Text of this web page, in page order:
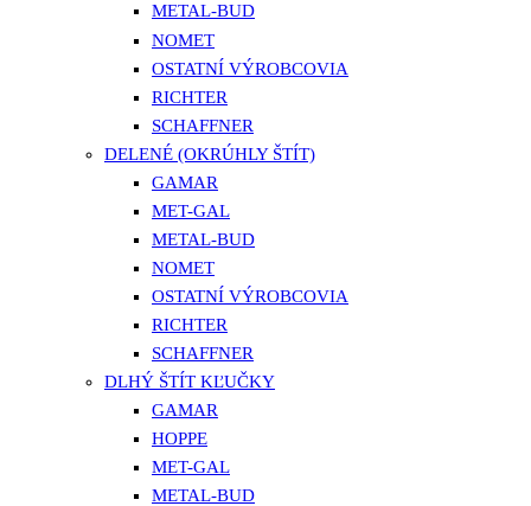
METAL-BUD
NOMET
OSTATNÍ VÝROBCOVIA
RICHTER
SCHAFFNER
DELENÉ (OKRÚHLY ŠTÍT)
GAMAR
MET-GAL
METAL-BUD
NOMET
OSTATNÍ VÝROBCOVIA
RICHTER
SCHAFFNER
DLHÝ ŠTÍT KĽUČKY
GAMAR
HOPPE
MET-GAL
METAL-BUD